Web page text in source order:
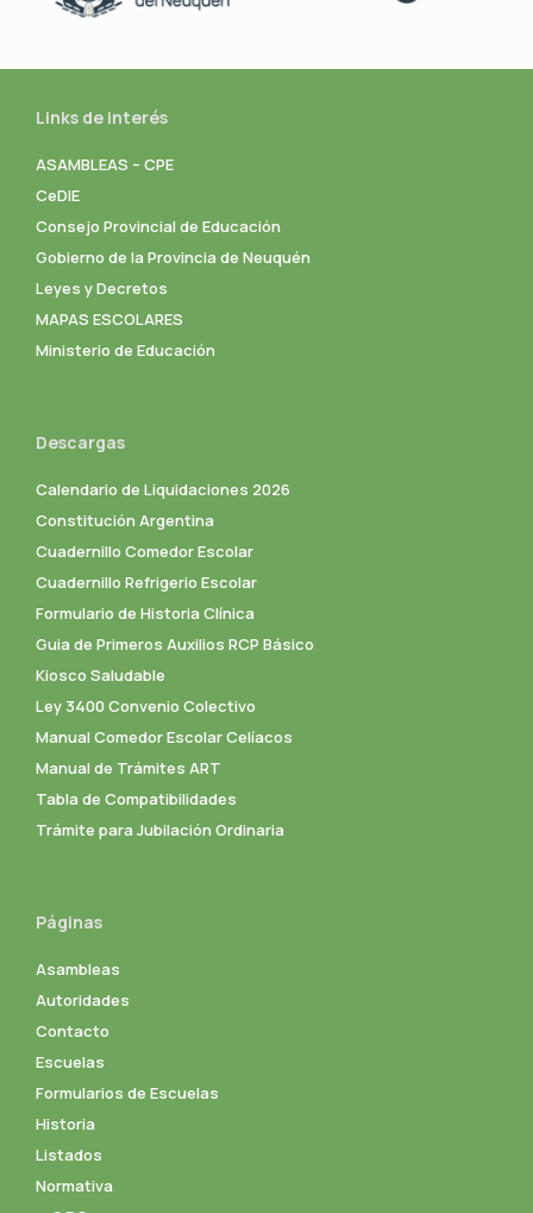
Links de interés
ASAMBLEAS – CPE
CeDIE
Consejo Provincial de Educación
Gobierno de la Provincia de Neuquén
Leyes y Decretos
MAPAS ESCOLARES
Ministerio de Educación
Descargas
Calendario de Liquidaciones 2026
Constitución Argentina
Cuadernillo Comedor Escolar
Cuadernillo Refrigerio Escolar
Formulario de Historia Clínica
Guia de Primeros Auxilios RCP Básico
Kiosco Saludable
Ley 3400 Convenio Colectivo
Manual Comedor Escolar Celíacos
Manual de Trámites ART
Tabla de Compatibilidades
Trámite para Jubilación Ordinaria
Páginas
Asambleas
Autoridades
Contacto
Escuelas
Formularios de Escuelas
Historia
Listados
Normativa